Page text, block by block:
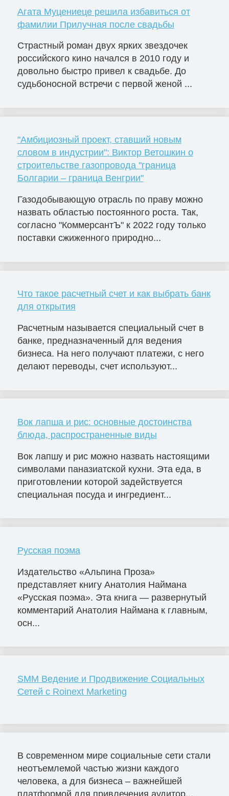
Агата Муцениеце решила избавиться от
фамилии Прилучная после свадьбы
Страстный роман двух ярких звездочек
российского кино начался в 2010 году и
довольно быстро привел к свадьбе. До
судьбоносной встречи с первой женой ...
"Амбициозный проект, ставший новым
словом в индустрии": Виктор Ветошкин о
строительстве газопровода "граница
Болгарии – граница Венгрии"
Газодобывающую отрасль по праву можно
назвать областью постоянного роста. Так,
согласно "КоммерсантЪ" к 2022 году только
поставки сжиженного природно...
Что такое расчетный счет и как выбрать банк
для открытия
Расчетным называется специальный счет в
банке, предназначенный для ведения
бизнеса. На него получают платежи, с него
делают переводы, счет используют...
Вок лапша и рис: основные достоинства
блюда, распространенные виды
Вок лапшу и рис можно назвать настоящими
символами паназиатской кухни. Эта еда, в
приготовлении которой задействуется
специальная посуда и ингредиент...
Русская поэма
Издательство «Альпина Проза»
представляет книгу Анатолия Наймана
«Русская поэма». Эта книга — развернутый
комментарий Анатолия Наймана к главным,
осн...
SMM Ведение и Продвижение Социальных
Сетей с Roinext Marketing
В современном мире социальные сети стали
неотъемлемой частью жизни каждого
человека, а для бизнеса – важнейшей